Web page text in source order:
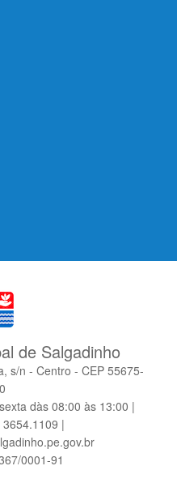
de Salgadinho
s/n - Centro - CEP 55675-
dàs 08:00 às 13:00 |
|
0001-91